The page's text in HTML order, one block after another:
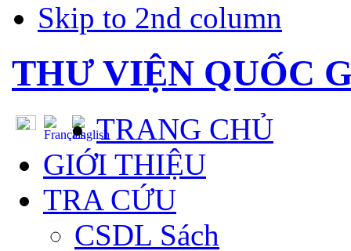
Skip to 2nd column
THƯ VIỆN QUỐC
TRANG CHỦ
GIỚI THIỆU
TRA CỨU
CSDL Sách